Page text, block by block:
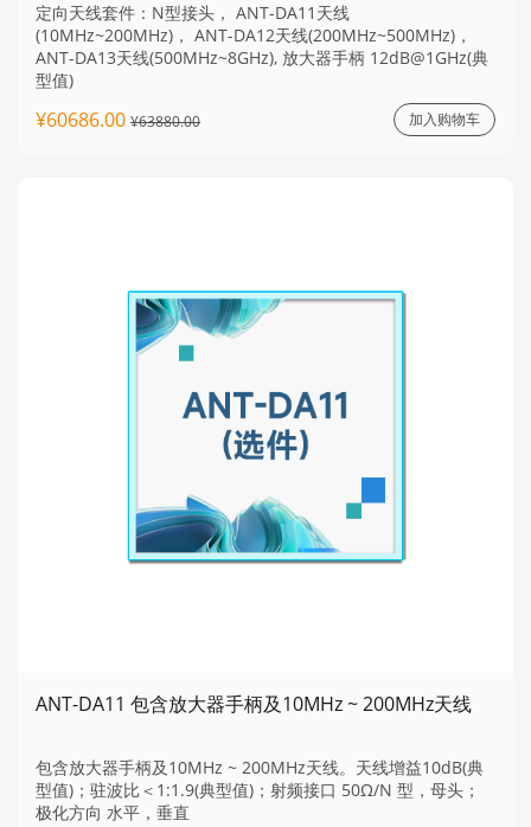
定向天线套件：N型接头， ANT-DA11天线
(10MHz~200MHz)， ANT-DA12天线(200MHz~500MHz)，
ANT-DA13天线(500MHz~8GHz), 放大器手柄 12dB@1GHz(典
型值)
¥60686.00 ¥63880.00 加入购物车
ANT-DA11 包含放大器手柄及10MHz ~ 200MHz天线
包含放大器手柄及10MHz ~ 200MHz天线。天线增益10dB(典
型值)；驻波比＜1:1.9(典型值)；射频接口 50Ω/N 型，母头；
极化方向 水平，垂直